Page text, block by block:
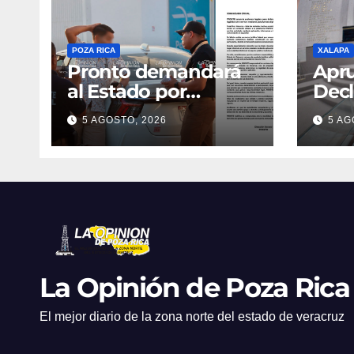
POZA RICA
Pronto demandará
al Estado por
operativos
5 AGOSTO, 2026
XALAPA
5
La Opinión de Poza Rica
El mejor diario de la zona norte del estado de veracruz